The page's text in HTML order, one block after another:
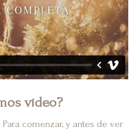
vídeo?
comenzar, y antes de ver